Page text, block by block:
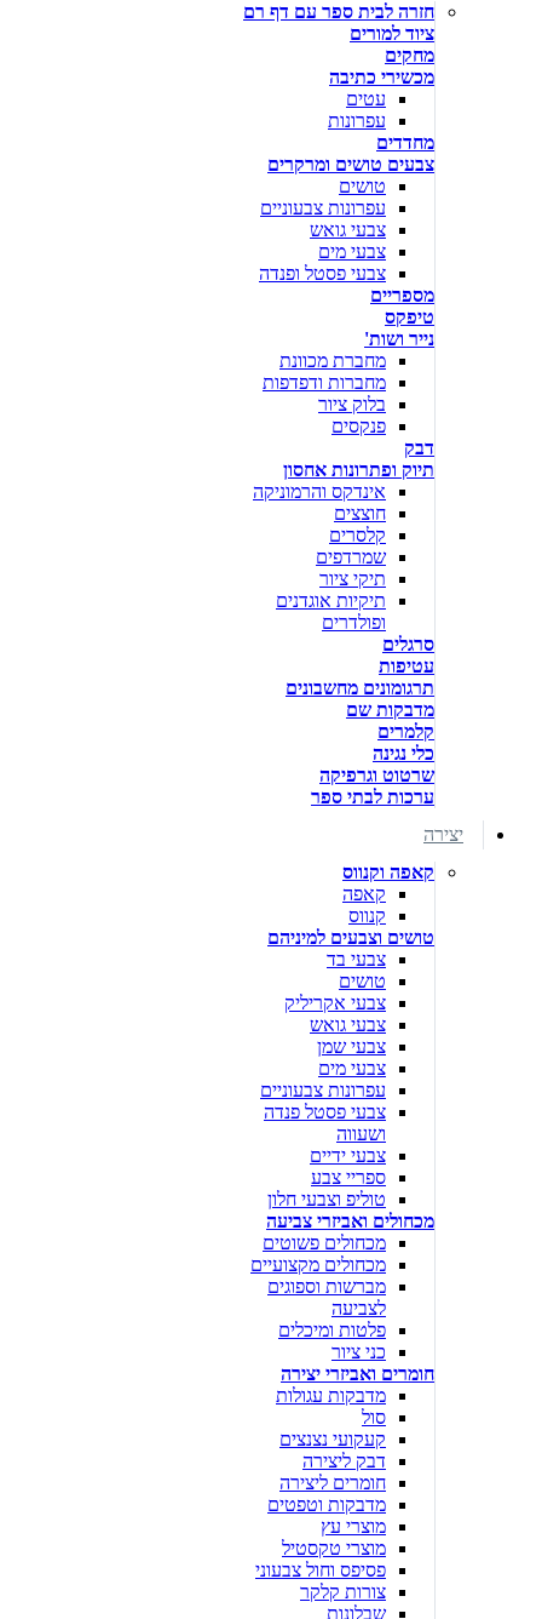
חזרה לבית ספר עם דף רם
ציוד למורים
מחקים
מכשירי כתיבה
עטים
עפרונות
מחדדים
צבעים טושים ומרקרים
טושים
עפרונות צבעוניים
צבעי גואש
צבעי מים
צבעי פסטל ופנדה
מספריים
טיפקס
נייר ושות'
מחברת מכוונת
מחברות ודפדפות
בלוק ציור
פנקסים
דבק
תיוק ופתרונות אחסון
אינדקס והרמוניקה
חוצצים
קלסרים
שמרדפים
תיקי ציור
תיקיות אוגדנים
ופולדרים
סרגלים
עטיפות
תרגומונים מחשבונים
מדבקות שם
קלמרים
כלי נגינה
שרטוט וגרפיקה
ערכות לבתי ספר
יצירה
קאפה וקנווס
קאפה
קנווס
טושים וצבעים למיניהם
צבעי בד
טושים
צבעי אקריליק
צבעי גואש
צבעי שמן
צבעי מים
עפרונות צבעוניים
צבעי פסטל פנדה
ושעווה
צבעי ידיים
ספריי צבע
טוליפ וצבעי חלון
מכחולים ואביזרי צביעה
מכחולים פשוטים
מכחולים מקצועיים
מברשות וספוגים
לצביעה
פלטות ומיכלים
כני ציור
חומרים ואביזרי יצירה
מדבקות עגולות
סול
קעקועי נצנצים
דבק ליצירה
חומרים ליצירה
מדבקות וטפטים
מוצרי עץ
מוצרי טקסטיל
פסיפס וחול צבעוני
צורות קלקר
שבלונות